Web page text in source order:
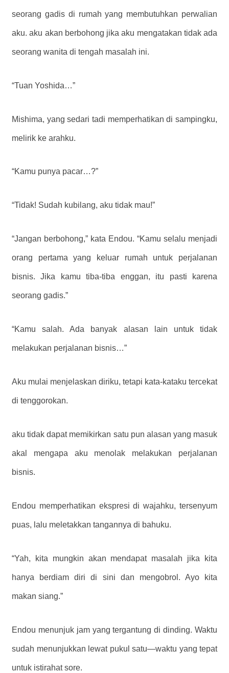
seorang gadis di rumah yang membutuhkan perwalian
aku. aku akan berbohong jika aku mengatakan tidak ada
seorang wanita di tengah masalah ini.
“Tuan Yoshida…”
Mishima, yang sedari tadi memperhatikan di sampingku,
melirik ke arahku.
“Kamu punya pacar…?”
“Tidak! Sudah kubilang, aku tidak mau!”
“Jangan berbohong,” kata Endou. “Kamu selalu menjadi
orang pertama yang keluar rumah untuk perjalanan
bisnis. Jika kamu tiba-tiba enggan, itu pasti karena
seorang gadis.”
“Kamu salah. Ada banyak alasan lain untuk tidak
melakukan perjalanan bisnis…”
Aku mulai menjelaskan diriku, tetapi kata-kataku tercekat
di tenggorokan.
aku tidak dapat memikirkan satu pun alasan yang masuk
akal mengapa aku menolak melakukan perjalanan
bisnis.
Endou memperhatikan ekspresi di wajahku, tersenyum
puas, lalu meletakkan tangannya di bahuku.
“Yah, kita mungkin akan mendapat masalah jika kita
hanya berdiam diri di sini dan mengobrol. Ayo kita
makan siang.”
Endou menunjuk jam yang tergantung di dinding. Waktu
sudah menunjukkan lewat pukul satu—waktu yang tepat
untuk istirahat sore.